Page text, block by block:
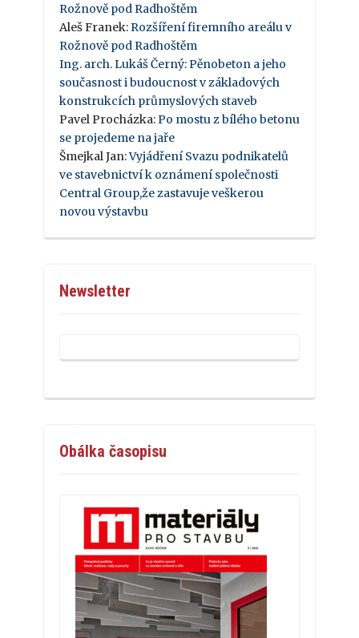
Rožnově pod Radhoštěm
Aleš Franek: Rozšíření firemního areálu v
Rožnově pod Radhoštěm
Ing. arch. Lukáš Černý: Pěnobeton a jeho
současnost i budoucnost v základových
konstrukcích průmyslových staveb
Pavel Procházka: Po mostu z bílého betonu
se projedeme na jaře
Šmejkal Jan:Vyjádření Svazu podnikatelů
ve stavebnictví k oznámení společnosti
Central Group,že zastavuje veškerou
novou výstavbu
Newsletter
Obálka časopisu